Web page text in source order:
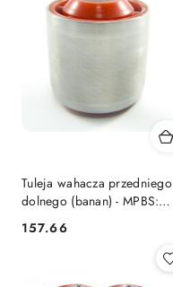
Tuleja wahacza przedniego
dolnego (banan) - MPBS:
Cena:
157.66